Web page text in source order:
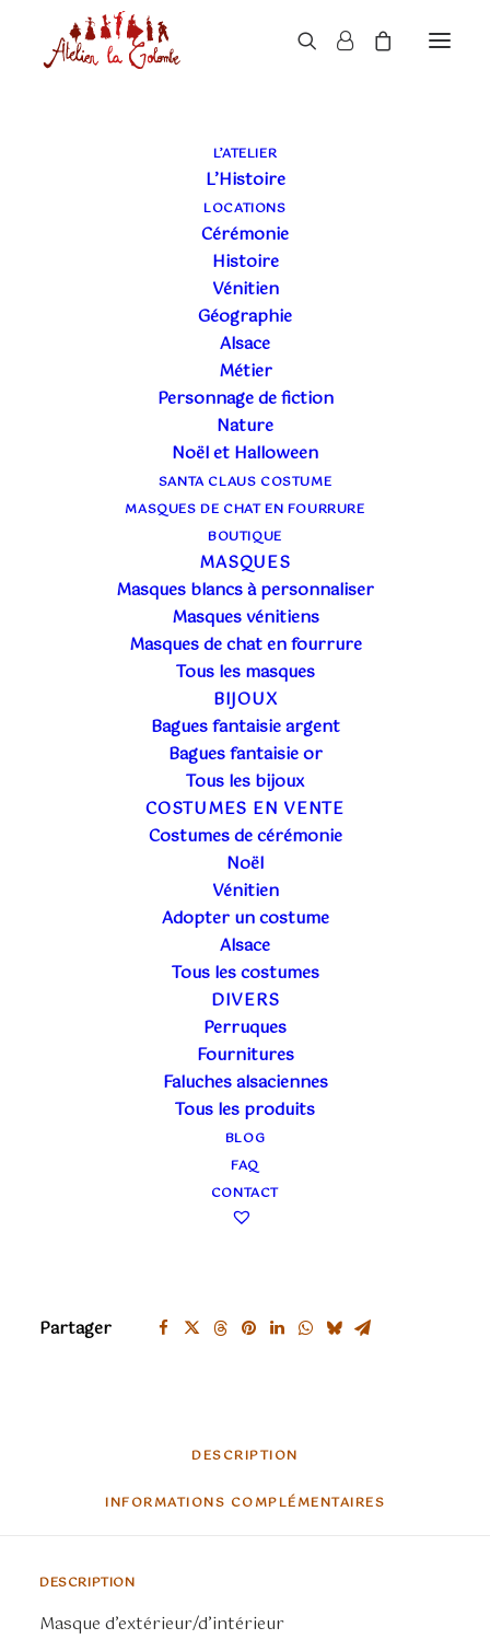
L’ATELIER
L’Histoire
LOCATIONS
Cérémonie
Histoire
Vénitien
Géographie
Alsace
Métier
Personnage de fiction
Nature
Noël et Halloween
SANTA CLAUS COSTUME
MASQUES DE CHAT EN FOURRURE
BOUTIQUE
MASQUES
Masques blancs à personnaliser
Masques vénitiens
Masques de chat en fourrure
Tous les masques
BIJOUX
Bagues fantaisie argent
Bagues fantaisie or
Tous les bijoux
COSTUMES EN VENTE
Costumes de cérémonie
Noël
Vénitien
Adopter un costume
Alsace
Tous les costumes
DIVERS
Perruques
Fournitures
Faluches alsaciennes
Tous les produits
BLOG
FAQ
CONTACT
COLOMBINE VERTE
BRILLANTINI PUNTA
Masque Colombine verte
0.3 kg
Larga
Partager
DESCRIPTION
INFORMATIONS COMPLÉMENTAIRES
DESCRIPTION
Masque d’extérieur/d’intérieur